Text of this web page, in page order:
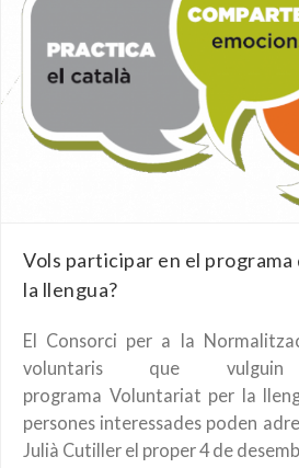
Vols participar en el
la llengua?
El Consorci per a la
voluntaris que
programa Voluntariat per la
persones interessades poden
Julià Cutiller el proper 4 de